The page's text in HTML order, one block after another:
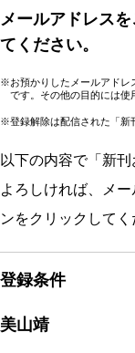
メールアドレス
てください。
※お預かりしたメールアドレ
です。その他の目的には使
※登録解除は配信された「新
以下の内容で「新
よろしければ、メ
ンをクリックしてく
登録条件
美山靖